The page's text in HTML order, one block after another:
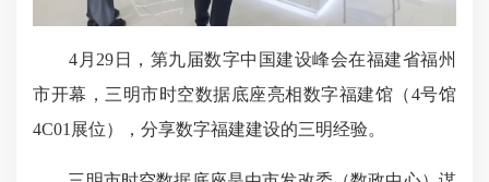
4月29日，第九届数字中国建设峰会在福建省福州
市开幕，三明市时空数据底座亮相数字福建馆（4号馆
4C01展位），分享数字福建建设的三明经验。